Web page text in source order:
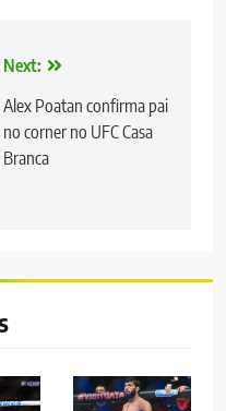
Next:
Alex Poatan confirma pai
no corner no UFC Casa
Branca